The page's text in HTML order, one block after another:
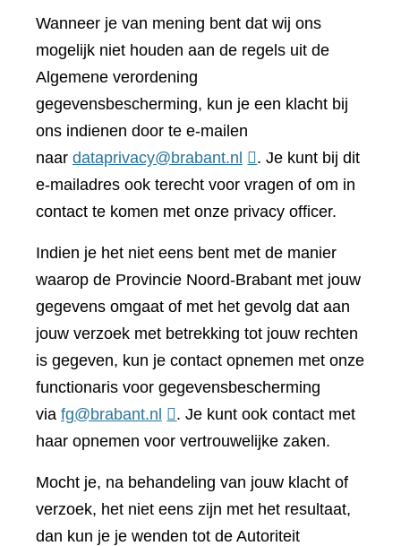
Wanneer je van mening bent dat wij ons
mogelijk niet houden aan de regels uit de
Algemene verordening
gegevensbescherming, kun je een klacht bij
ons indienen door te e-mailen
naar dataprivacy@brabant.nl
. Je kunt bij dit
e-mailadres ook terecht voor vragen of om in
contact te komen met onze privacy officer.
Indien je het niet eens bent met de manier
waarop de Provincie Noord-Brabant met jouw
gegevens omgaat of met het gevolg dat aan
jouw verzoek met betrekking tot jouw rechten
is gegeven, kun je contact opnemen met onze
functionaris voor gegevensbescherming
via fg@brabant.nl
. Je kunt ook contact met
haar opnemen voor vertrouwelijke zaken.
Mocht je, na behandeling van jouw klacht of
verzoek, het niet eens zijn met het resultaat,
dan kun je je wenden tot de Autoriteit